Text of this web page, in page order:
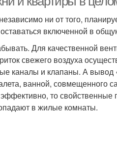
ни от того,
включенной в
Для качественной
свежего воздуха
каналы и клапаны. А
ванной, совмещенного
то
в жилые комнаты.